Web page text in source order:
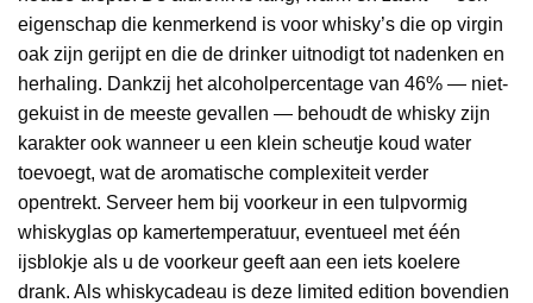
eigenschap die kenmerkend is voor whisky’s die op virgin
oak zijn gerijpt en die de drinker uitnodigt tot nadenken en
herhaling. Dankzij het alcoholpercentage van 46% — niet-
gekuist in de meeste gevallen — behoudt de whisky zijn
karakter ook wanneer u een klein scheutje koud water
toevoegt, wat de aromatische complexiteit verder
opentrekt. Serveer hem bij voorkeur in een tulpvormig
whiskyglas op kamertemperatuur, eventueel met één
ijsblokje als u de voorkeur geeft aan een iets koelere
drank. Als whiskycadeau is deze limited edition bovendien